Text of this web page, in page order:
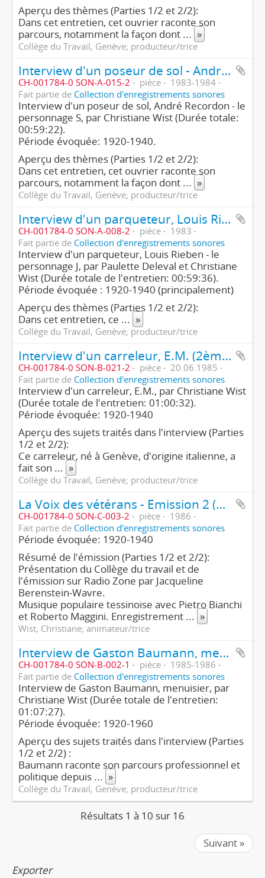
Aperçu des thèmes (Parties 1/2 et 2/2):
Dans cet entretien, cet ouvrier raconte son
parcours, notamment la façon dont ... »
Collège du Travail, Genève; producteur/trice
Interview d'un poseur de sol - André Recordon, le personnage S (2ème partie/2)
CH-001784-0 SON-A-015-2 pièce
1983-1984
Fait partie de Collection d'enregistrements sonores
Interview d'un poseur de sol, André Recordon - le
personnage S, par Christiane Wist (Durée totale:
00:59:22).
Période évoquée: 1920-1940.
Aperçu des thèmes (Parties 1/2 et 2/2):
Dans cet entretien, cet ouvrier raconte son
parcours, notamment la façon dont ... »
Collège du Travail, Genève; producteur/trice
Interview d'un parqueteur, Louis Rieben - le personnage J (2ème partie/2)
CH-001784-0 SON-A-008-2 pièce
1983
Fait partie de Collection d'enregistrements sonores
Interview d'un parqueteur, Louis Rieben - le
personnage J, par Paulette Deleval et Christiane
Wist (Durée totale de l'entretien: 00:59:36).
Période évoquée : 1920-1940 (principalement)
Aperçu des thèmes (Parties 1/2 et 2/2):
Dans cet entretien, ce ... »
Collège du Travail, Genève; producteur/trice
Interview d'un carreleur, E.M. (2ème partie/2)
CH-001784-0 SON-B-021-2 pièce
20.06.1985
Fait partie de Collection d'enregistrements sonores
Interview d'un carreleur, E.M., par Christiane Wist
(Durée totale de l'entretien: 01:00:32).
Période évoquée: 1920-1940
Aperçu des sujets traités dans l'interview (Parties
1/2 et 2/2):
Ce carreleur, né à Genève, d'origine italienne, a
fait son ... »
Collège du Travail, Genève; producteur/trice
La Voix des vétérans - Emission 2 (2ème partie/2)
CH-001784-0 SON-C-003-2 pièce
1986
Fait partie de Collection d'enregistrements sonores
Période évoquée: 1920-1940
Résumé de l'émission (Parties 1/2 et 2/2):
Présentation du Collège du travail et de
l'émission sur Radio Zone par Jacqueline
Berenstein-Wavre.
Musique populaire tessinoise avec Pietro Bianchi
et Roberto Maggini. Enregistrement ... »
Wist, Christiane; animateur/trice
Interview de Gaston Baumann, menuisier (1ère partie/2)
CH-001784-0 SON-B-002-1 pièce
1985-1986
Fait partie de Collection d'enregistrements sonores
Interview de Gaston Baumann, menuisier, par
Christiane Wist (Durée totale de l'entretien:
01:07:27).
Période évoquée: 1920-1960
Aperçu des sujets traités dans l'interview (Parties
1/2 et 2/2) :
Baumann raconte son parcours professionnel et
politique depuis ... »
Collège du Travail, Genève; producteur/trice
Résultats 1 à 10 sur 16
Suivant »
Exporter